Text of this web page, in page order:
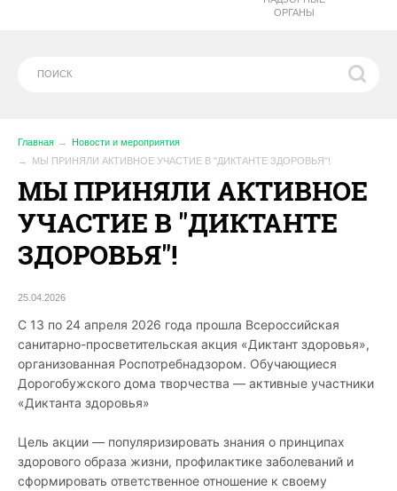
ОРГАНЫ
Главная
Новости и мероприятия
МЫ ПРИНЯЛИ АКТИВНОЕ УЧАСТИЕ В "ДИКТАНТЕ ЗДОРОВЬЯ"!
МЫ ПРИНЯЛИ АКТИВНОЕ
УЧАСТИЕ В "ДИКТАНТЕ
ЗДОРОВЬЯ"!
25.04.2026
С 13 по 24 апреля 2026 года прошла Всероссийская
санитарно-просветительская акция «Диктант здоровья»,
организованная Роспотребнадзором. Обучающиеся
Дорогобужского дома творчества — активные участники
«Диктанта здоровья»
Цель акции — популяризировать знания о принципах
здорового образа жизни, профилактике заболеваний и
сформировать ответственное отношение к своему